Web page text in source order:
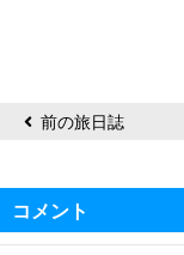
前の旅日誌
コメント